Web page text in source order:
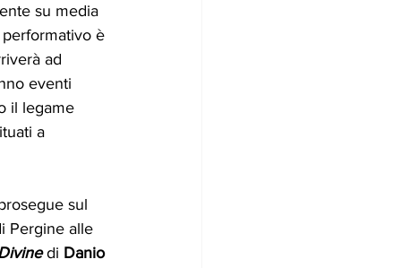
su media
è
ad
eventi
il legame
a
sul
Pergine alle
di Danio